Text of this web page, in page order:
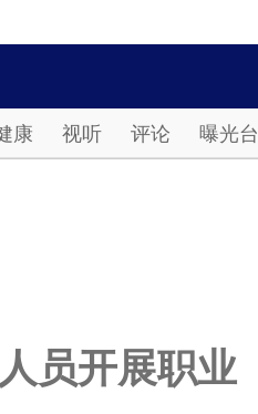
康 视听 评论 曝光台
员开展职业